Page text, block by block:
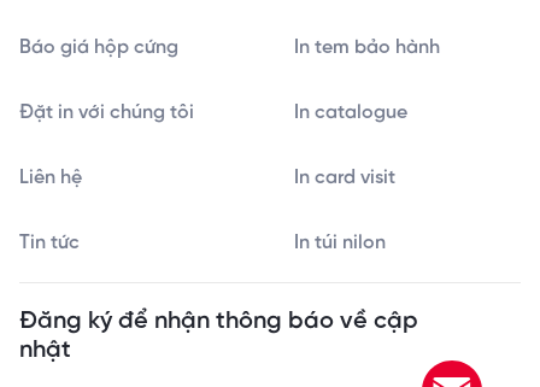
Báo giá hộp cứng
Đặt in với chúng tôi
Liên hệ
Tin tức
In tem bảo hành
In catalogue
In card visit
In túi nilon
Đăng ký để nhận thông báo về cập
nhật